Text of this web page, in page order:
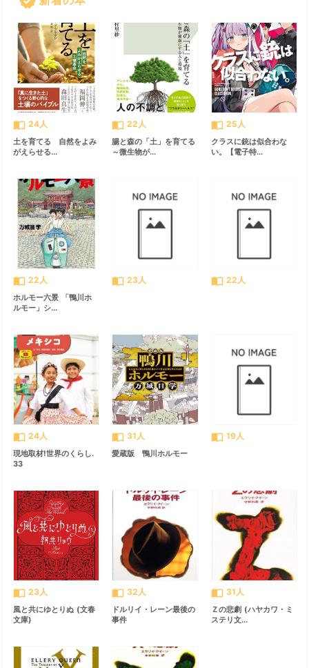
import_contacts 24人
土を育てる 自然をよみ
がえらせる...
import_contacts 22人
腸と森の「土」を育てる
～微生物が...
import_contacts 25人
クラスに銃は似合わな
い。【電子特...
import_contacts 22人
ホルモー六景 「鴨川ホ
ルモー」シ...
import_contacts 23人 import_contacts 22人
import_contacts 24人
現地取材!世界のくらし.
33
import_contacts 31人
愛蔵版 鴨川ホルモー
import_contacts 19人
import_contacts 23人
風と共にゆとりぬ (文春
文庫)
import_contacts 32人
ドルリイ・レーン最後の
事件
import_contacts 31人
Ｚの悲劇 (ハヤカワ・ミ
ステリ文...